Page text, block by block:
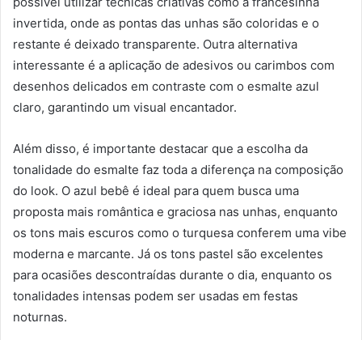
invertida, onde as pontas das unhas são coloridas e o
restante é deixado transparente. Outra alternativa
interessante é a aplicação de adesivos ou carimbos com
desenhos delicados em contraste com o esmalte azul
claro, garantindo um visual encantador.
Além disso, é importante destacar que a escolha da
tonalidade do esmalte faz toda a diferença na composição
do look. O azul bebê é ideal para quem busca uma
proposta mais romântica e graciosa nas unhas, enquanto
os tons mais escuros como o turquesa conferem uma vibe
moderna e marcante. Já os tons pastel são excelentes
para ocasiões descontraídas durante o dia, enquanto os
tonalidades intensas podem ser usadas em festas
noturnas.